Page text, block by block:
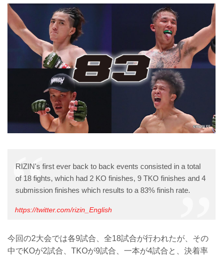
RIZIN's first ever back to back events consisted in a total
of 18 fights, which had 2 KO finishes, 9 TKO finishes and 4
submission finishes which results to a 83% finish rate.
https://twitter.com/rizin_English
今回の2大会では各9試合、全18試合が行われたが、その
中でKOが2試合、TKOが9試合、一本が4試合と、決着率